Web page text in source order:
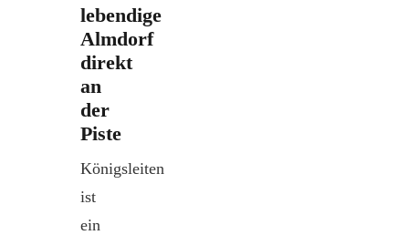
lebendige
Almdorf
direkt
an
der
Piste
Königsleiten
ist
ein